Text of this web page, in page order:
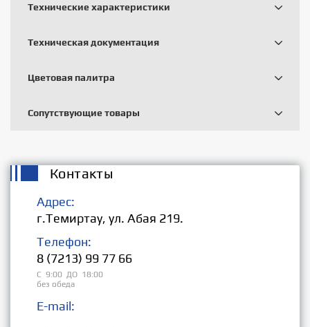
Технические характеристики
Техническая документация
Цветовая палитра
Сопутствующие товары
Контакты
Адрес:
г.Темиртау, ул. Абая 219.
Телефон:
8 (7213) 99 77 66
С 9:00 ДО 18:00
без обеда
E-mail: